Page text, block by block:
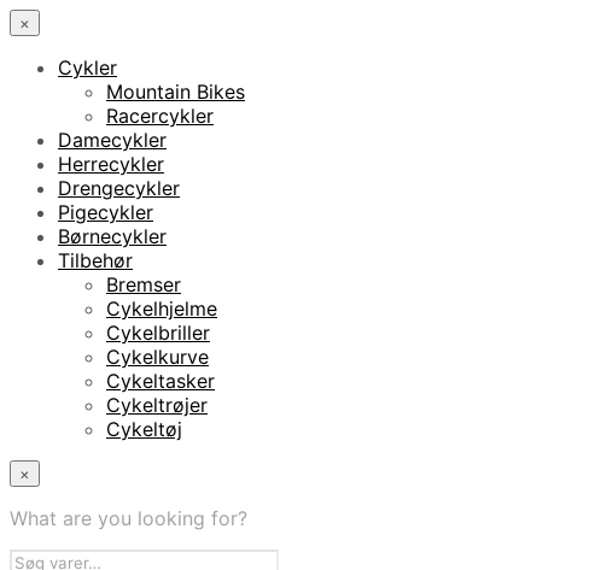
×
Cykler
Mountain Bikes
Racercykler
Damecykler
Herrecykler
Drengecykler
Pigecykler
Børnecykler
Tilbehør
Bremser
Cykelhjelme
Cykelbriller
Cykelkurve
Cykeltasker
Cykeltrøjer
Cykeltøj
×
What are you looking for?